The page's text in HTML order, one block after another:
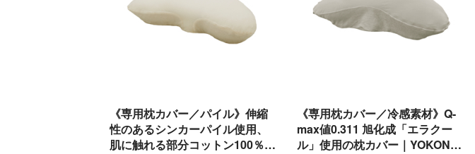
おまとめ割引
インテリア雑貨
ベランダ・庭
インテリア／その他
オーディオ家電
すべて
調理家電
調理器具
すべて
掃除・洗濯
タオル
毎日使ってね
じぶんメンテナンス
おうちエクササイズ
《専用枕カバー／パイル》伸縮
性のあるシンカーパイル使用、
肌に触れる部分コットン100％…
《専用枕カバー／冷感素材》Q-
max値0.311 旭化成「エラクー
ル」使用の枕カバー｜YOKON…